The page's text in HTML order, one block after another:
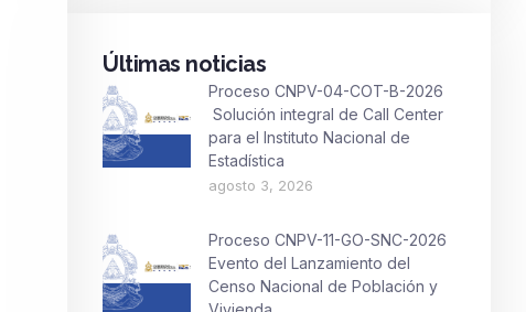
Últimas noticias
Proceso CNPV-04-COT-B-2026
Solución integral de Call Center
para el Instituto Nacional de
Estadística
agosto 3, 2026
Proceso CNPV-11-GO-SNC-2026
Evento del Lanzamiento del
Censo Nacional de Población y